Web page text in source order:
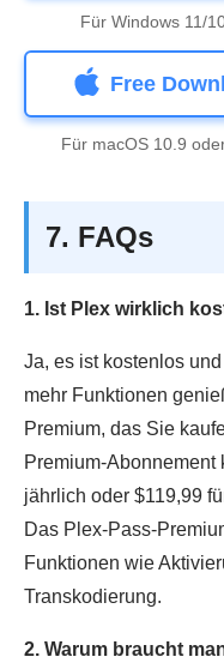
Für Windows 11/
Free
Für macOS 10.9
7. FAQs
1. Ist Plex wirklich
Ja, es ist kostenlos
mehr Funktionen
Premium, das Sie
Premium-Abonnement
jährlich oder $119,99
Das Plex-Pass-
Funktionen wie
Transkodierung.
2. Warum braucht